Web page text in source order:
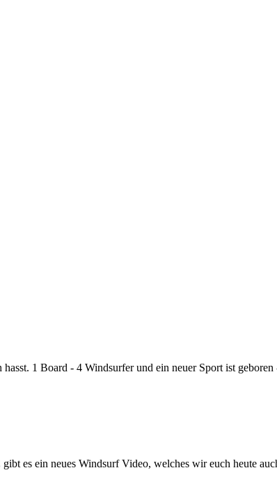
hasst. 1 Board - 4 Windsurfer und ein neuer Sport ist
es ein neues Windsurf Video, welches wir euch heute